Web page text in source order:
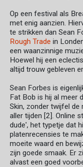
Op een festival als
met enig aanzien.
te strikken dan Sean
Rough Trade in
een waanzinnige
Hoewel hij een
altijd trouw gebleven
Sean Forbes is
Fat Bob is hij al meer
Skin, zonder twijfel de
aller tijden [2]. Online
dude', het typetje dat
platenrecensies te
moeite waard en
zijn goede smaak. Er
alvast een goed